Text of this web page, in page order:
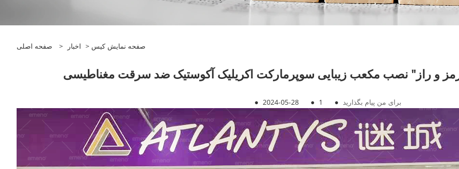
صفحه اصلی > اخبار > صفحه نمایش کیس
● 2024-05-28 ● 1 ● برای من پیام بگذارید